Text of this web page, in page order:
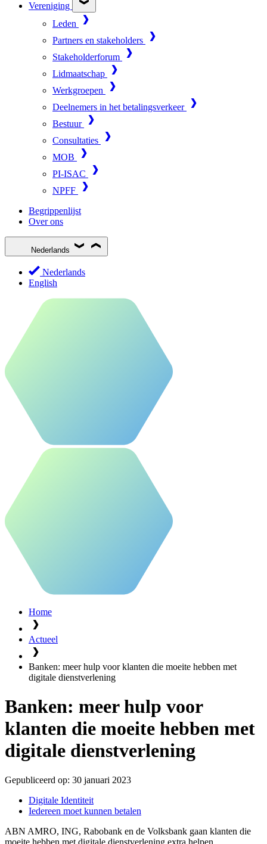
Vereniging
Leden
Partners en stakeholders
Stakeholderforum
Lidmaatschap
Werkgroepen
Deelnemers in het betalingsverkeer
Bestuur
Consultaties
MOB
PI-ISAC
NPFF
Begrippenlijst
Over ons
Nederlands
Nederlands
English
Home
Actueel
Banken: meer hulp voor klanten die moeite hebben met
digitale dienstverlening
Banken: meer hulp voor
klanten die moeite hebben met
digitale dienstverlening
Gepubliceerd op: 30 januari 2023
Digitale Identiteit
Iedereen moet kunnen betalen
ABN AMRO, ING, Rabobank en de Volksbank gaan klanten die
moeite hebben met digitale dienstverlening extra helpen.